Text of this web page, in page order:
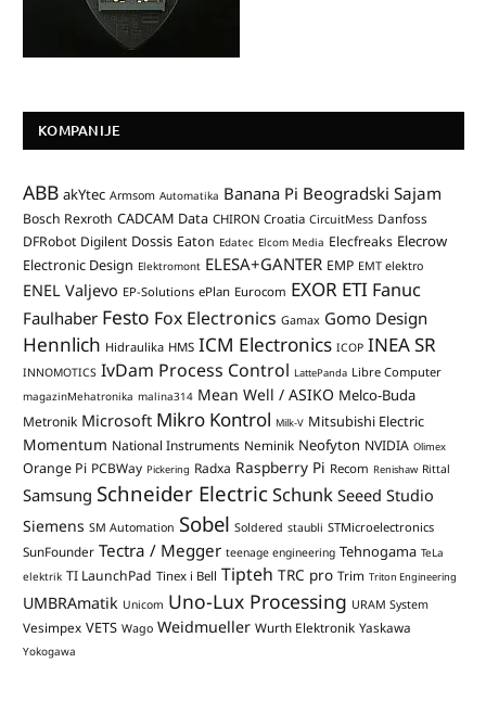
KOMPANIJE
ABB akYtec Armsom Automatika Banana Pi Beogradski Sajam
Bosch Rexroth CADCAM Data CHIRON Croatia CircuitMess Danfoss
DFRobot Digilent Dossis Eaton Edatec Elcom Media Elecfreaks Elecrow
Electronic Design Elektromont ELESA+GANTER EMP EMT elektro
ENEL Valjevo EP-Solutions ePlan Eurocom EXOR ETI Fanuc
Faulhaber Festo Fox Electronics Gamax Gomo Design
Hennlich Hidraulika HMS ICM Electronics ICOP INEA SR
INNOMOTICS IvDam Process Control LattePanda Libre Computer
magazinMehatronika malina314 Mean Well / ASIKO Melco-Buda
Metronik Microsoft Mikro Kontrol Milk-V Mitsubishi Electric
Momentum National Instruments Neminik Neofyton NVIDIA Olimex
Orange Pi PCBWay Pickering Radxa Raspberry Pi Recom Renishaw Rittal
Samsung Schneider ElectricSchunk Seeed Studio
Siemens SM Automation Sobel Soldered staubli STMicroelectronics
SunFounder Tectra / Megger teenage engineering Tehnogama TeLa
elektrik TI LaunchPad Tinex i Bell Tipteh TRC pro Trim Triton Engineering
UMBRAmatik Unicom Uno-Lux Processing URAM System
Vesimpex VETS Wago Weidmueller Wurth Elektronik Yaskawa
Yokogawa